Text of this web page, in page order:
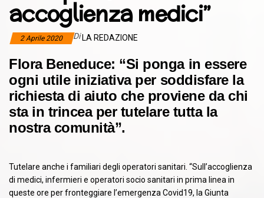
accoglienza medici”
2 Aprile 2020 Di LA REDAZIONE
Flora Beneduce: “Si ponga in essere
ogni utile iniziativa per soddisfare la
richiesta di aiuto che proviene da chi
sta in trincea per tutelare tutta la
nostra comunità”.
Tutelare anche i familiari degli operatori sanitari. “Sull’accoglienza
di medici, infermieri e operatori socio sanitari in prima linea in
queste ore per fronteggiare l’emergenza Covid19, la Giunta